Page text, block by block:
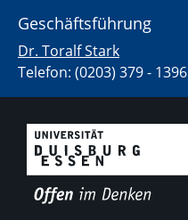
Geschäftsführung
Dr. Toralf Stark
Telefon: (0203) 379 - 1396